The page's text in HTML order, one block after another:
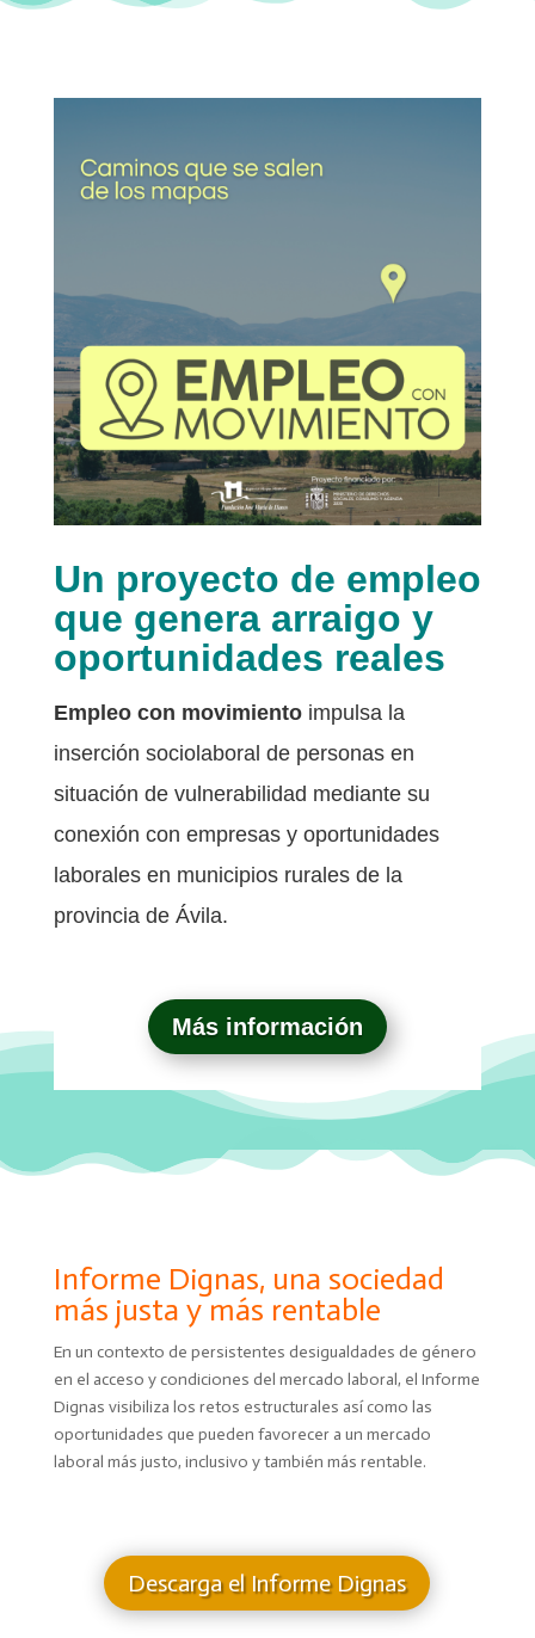
Un proyecto de empleo
que genera arraigo y
oportunidades reales
Empleo con movimientoimpulsa la
inserción sociolaboral de personas en
situación de vulnerabilidad mediante su
conexión con empresas y oportunidades
laborales en municipios rurales de la
provincia de Ávila.
Más información
Informe Dignas, una sociedad
más justa y más rentable
En un contexto de persistentes desigualdades de género
en el acceso y condiciones del mercado laboral, el Informe
Dignas visibiliza los retos estructurales así como las
oportunidades que pueden favorecer a un mercado
laboral más justo, inclusivo y también más rentable.
Descarga el Informe Dignas